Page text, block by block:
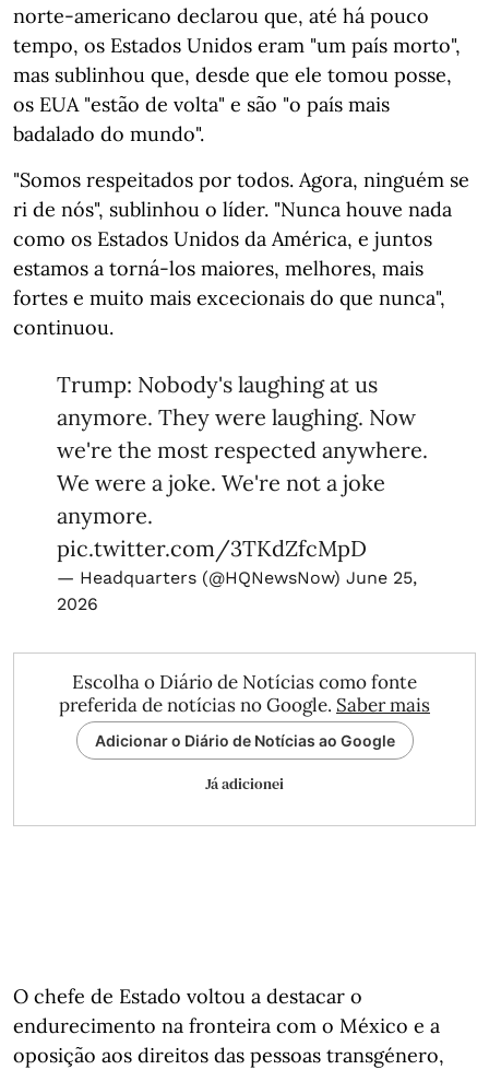
norte-americano declarou que, até há pouco
tempo, os Estados Unidos eram "um país morto",
mas sublinhou que, desde que ele tomou posse,
os EUA "estão de volta" e são "o país mais
badalado do mundo".
"Somos respeitados por todos. Agora, ninguém se
ri de nós", sublinhou o líder. "Nunca houve nada
como os Estados Unidos da América, e juntos
estamos a torná-los maiores, melhores, mais
fortes e muito mais excecionais do que nunca",
continuou.
Trump: Nobody's laughing at us
anymore. They were laughing. Now
we're the most respected anywhere.
We were a joke. We're not a joke
anymore.
pic.twitter.com/3TKdZfcMpD
— Headquarters (@HQNewsNow) June 25,
2026
Escolha o Diário de Notícias como fonte
preferida de notícias no Google. Saber mais
Adicionar o Diário de Notícias ao Google
Já adicionei
O chefe de Estado voltou a destacar o
endurecimento na fronteira com o México e a
oposição aos direitos das pessoas transgénero,